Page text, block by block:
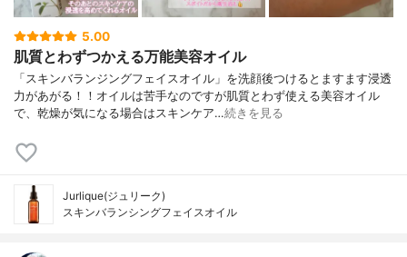
5.00
肌質とわずつかえる万能美容オイル
「スキンバランジングフェイスオイル」を洗顔後つけるとますます浸透
力があがる！！オイルは苦手なのですが肌質とわず使える美容オイル
で、乾燥が気になる場合はスキンケア…続きを見る
Jurlique(ジュリーク)
スキンバランシングフェイスオイル